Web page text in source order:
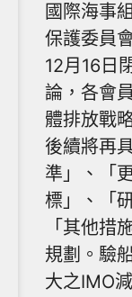
國際海事
保護委員
12月16日
論，各會
體排放戰
後續將再
準」、「
標」、「
「其他措
規劃。驗
大之IMO